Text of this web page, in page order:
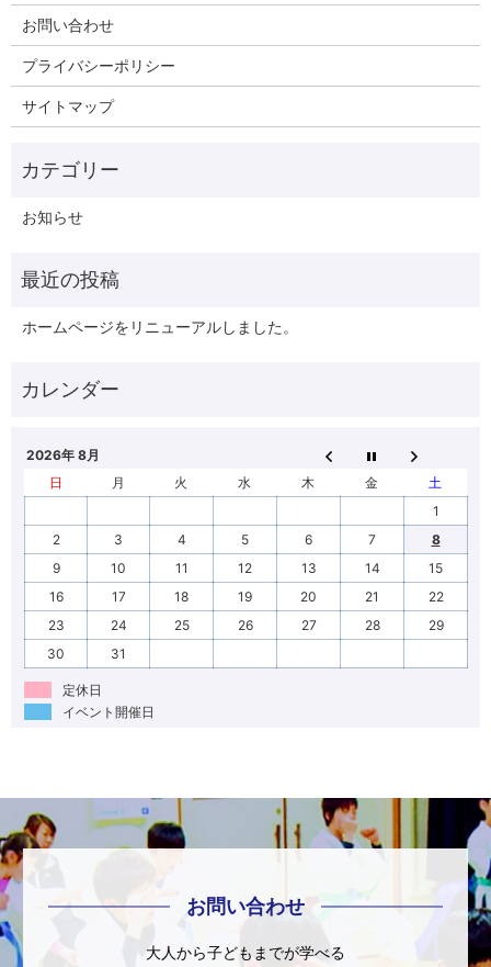
お問い合わせ
プライバシーポリシー
サイトマップ
お知らせ
ホームページをリニューアルしました。
2026年 8月
日
月 火 水 木 金
土
1
2
3 4 5 6 7
8
9
10 11 12 13 14
15
16
17 18 19 20 21
22
23
24 25 26 27 28
29
30
31
定休日
イベント開催日
お問い合わせ
大人から子どもまでが学べる